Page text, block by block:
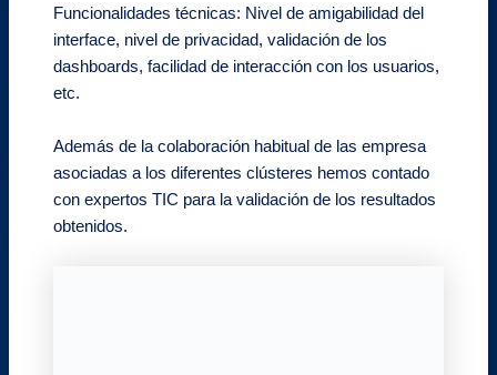
Funcionalidades técnicas: Nivel de amigabilidad del
interface, nivel de privacidad, validación de los
dashboards, facilidad de interacción con los usuarios,
etc.
Además de la colaboración habitual de las empresa
asociadas a los diferentes clústeres hemos contado
con expertos TIC para la validación de los resultados
obtenidos.